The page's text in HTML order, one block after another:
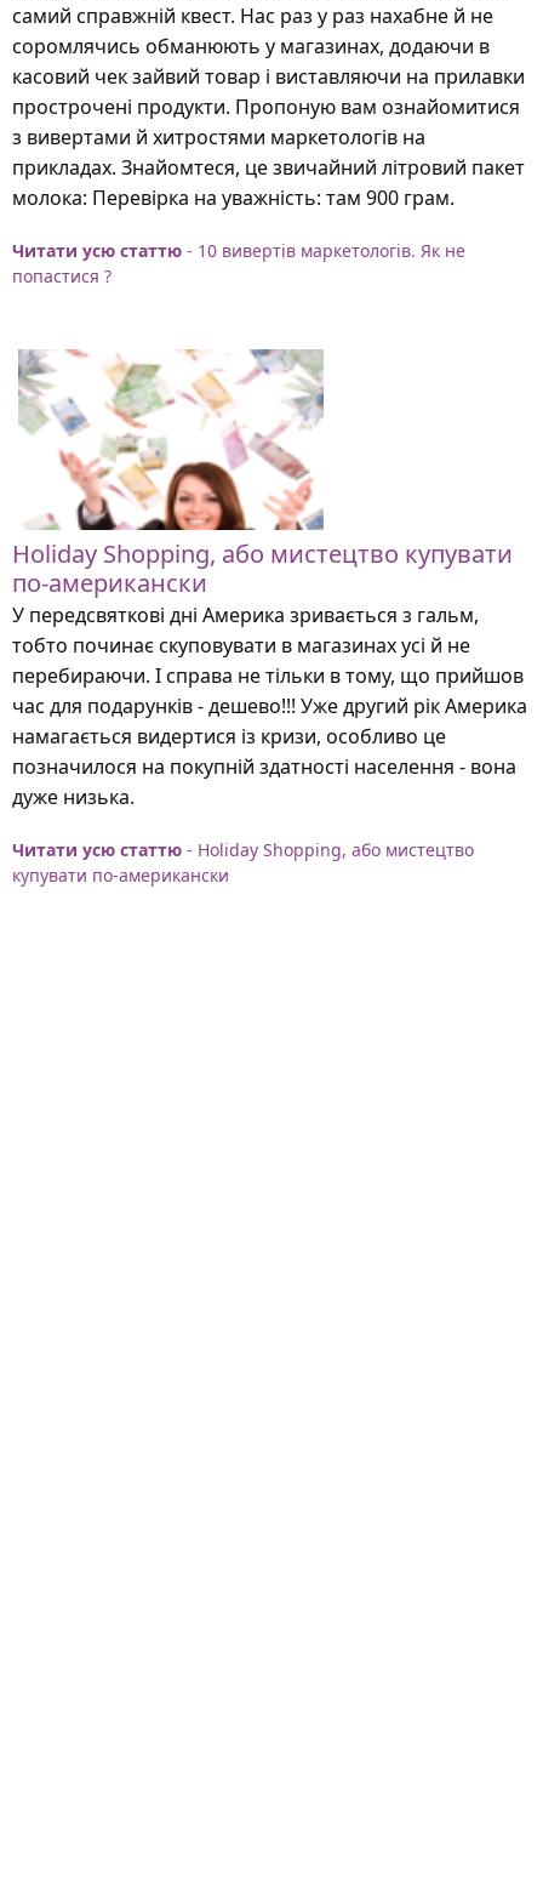
самий справжній квест. Нас раз у раз нахабне й не
соромлячись обманюють у магазинах, додаючи в
касовий чек зайвий товар і виставляючи на прилавки
прострочені продукти. Пропоную вам ознайомитися
з вивертами й хитростями маркетологів на
прикладах. Знайомтеся, це звичайний літровий пакет
молока: Перевірка на уважність: там 900 грам.
Читати усю статтю - 10 вивертів маркетологів. Як не
попастися ?
Holiday Shopping, або мистецтво купувати
по-американски
У передсвяткові дні Америка зривається з гальм,
тобто починає скуповувати в магазинах усі й не
перебираючи. І справа не тільки в тому, що прийшов
час для подарунків - дешево!!! Уже другий рік Америка
намагається видертися із кризи, особливо це
позначилося на покупній здатності населення - вона
дуже низька.
Читати усю статтю - Holiday Shopping, або мистецтво
купувати по-американски